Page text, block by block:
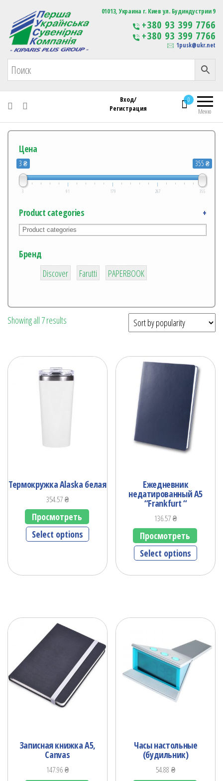
Первая Украинская Сувенирная Компания Изготовление
сувенирной продукции
с логотипом
01013, Украина г. Киев ул. Будиндустрии 9
+380 93 399 7766
+380 93 399 7766
1pusk@ukr.net
Меню
0
Вход/
Регистрация
Цена
3 ₴ 355 ₴
3 91 179 267 355
Product categories +
Бренд
1
Discover
3
Farutti
1
PAPERBOOK
Showing all 7 results
Термокружка Alaska белая
354.57₴
Просмотреть
Select options
Ежедневник
недатированный А5
“Frankfurt “
136.57₴
Просмотреть
Select options
Записная книжка А5,
Canvas
147.96₴
Часы настольные
(будильник)
54.88₴